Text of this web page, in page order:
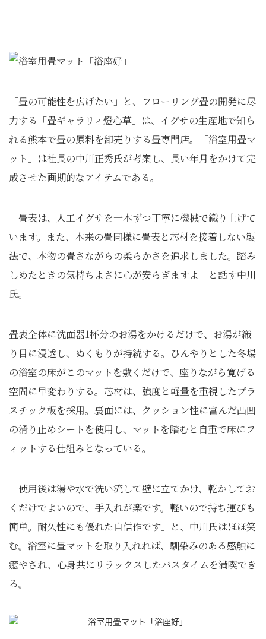
「畳の可能性を広げたい」と、フローリング畳の開発に尽
力する「畳ギャラリィ燈心草」は、イグサの生産地で知ら
れる熊本で畳の原料を卸売りする畳専門店。「浴室用畳マ
ット」は社長の中川正秀氏が考案し、長い年月をかけて完
成させた画期的なアイテムである。
「畳表は、人工イグサを一本ずつ丁寧に機械で織り上げて
います。また、本来の畳同様に畳表と芯材を接着しない製
法で、本物の畳さながらの柔らかさを追求しました。踏み
しめたときの気持ちよさに心が安らぎますよ」と話す中川
氏。
畳表全体に洗面器1杯分のお湯をかけるだけで、お湯が織
り目に浸透し、ぬくもりが持続する。ひんやりとした冬場
の浴室の床がこのマットを敷くだけで、座りながら寛げる
空間に早変わりする。芯材は、強度と軽量を重視したプラ
スチック板を採用。裏面には、クッション性に富んだ凸凹
の滑り止めシートを使用し、マットを踏むと自重で床にフ
ィットする仕組みとなっている。
「使用後は湯や水で洗い流して壁に立てかけ、乾かしてお
くだけでよいので、手入れが楽です。軽いので持ち運びも
簡単。耐久性にも優れた自信作です」と、中川氏はほほ笑
む。浴室に畳マットを取り入れれば、馴染みのある感触に
癒やされ、心身共にリラックスしたバスタイムを満喫でき
る。